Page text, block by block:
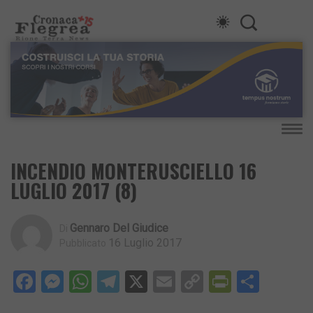
INCENDIO MONTERUSCIELLO 16
LUGLIO 2017 (8)
Gennaro Del Giudice
16 Luglio 2017
Facebook
Messenger
WhatsApp
Telegram
X EmailCopy